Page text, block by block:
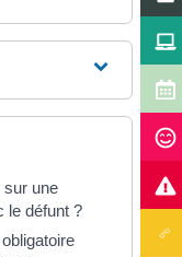
sur une
le défunt ?